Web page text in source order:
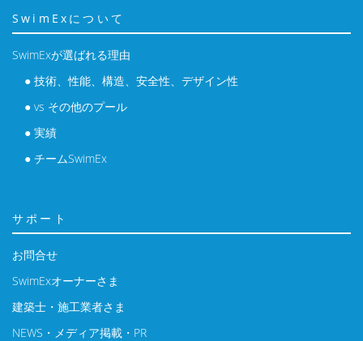
SwimExについて
SwimExが選ばれる理由
● 技術、性能、構造、安全性、デザイン性
● vs その他のプール
● 実績
● チームSwimEx
サポート
お問合せ
SwimExオーナーさま
建築士・施工業者さま
NEWS・メディア掲載・PR